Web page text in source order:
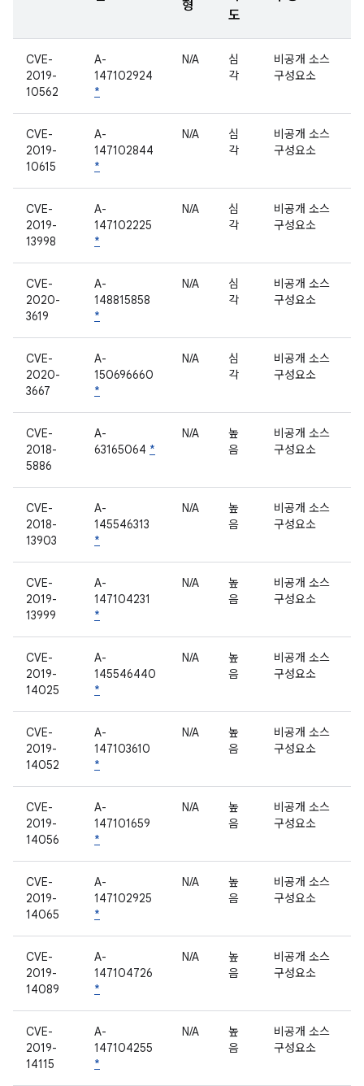
형
도
CVE-
2019-
10562
A-
147102924
*
N/A
심
각
비공개 소스
구성요소
CVE-
2019-
10615
A-
147102844
*
N/A
심
각
비공개 소스
구성요소
CVE-
2019-
13998
A-
147102225
*
N/A
심
각
비공개 소스
구성요소
CVE-
2020-
3619
A-
148815858
*
N/A
심
각
비공개 소스
구성요소
CVE-
2020-
3667
A-
150696660
*
N/A
심
각
비공개 소스
구성요소
CVE-
2018-
5886
A-
63165064 *
N/A
높
음
비공개 소스
구성요소
CVE-
2018-
13903
A-
145546313
*
N/A
높
음
비공개 소스
구성요소
CVE-
2019-
13999
A-
147104231
*
N/A
높
음
비공개 소스
구성요소
CVE-
2019-
14025
A-
145546440
*
N/A
높
음
비공개 소스
구성요소
CVE-
2019-
14052
A-
147103610
*
N/A
높
음
비공개 소스
구성요소
CVE-
2019-
14056
A-
147101659
*
N/A
높
음
비공개 소스
구성요소
CVE-
2019-
14065
A-
147102925
*
N/A
높
음
비공개 소스
구성요소
CVE-
2019-
14089
A-
147104726
*
N/A
높
음
비공개 소스
구성요소
CVE-
2019-
14115
A-
147104255
*
N/A
높
음
비공개 소스
구성요소